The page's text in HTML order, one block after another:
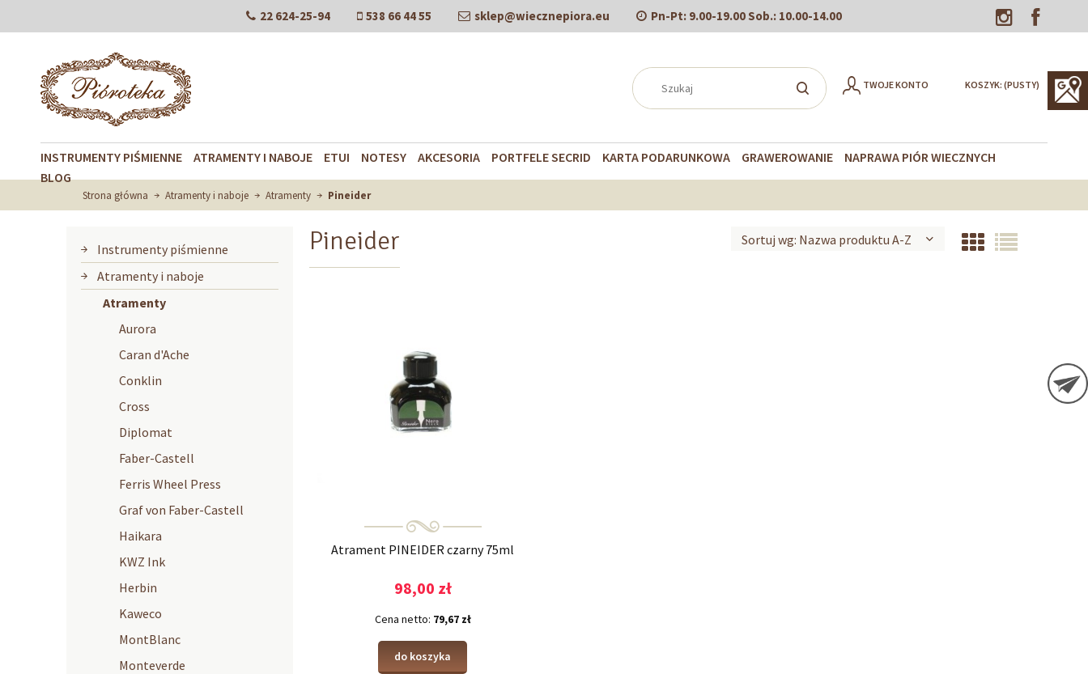
22 624-25-94 538 66 44 55 sklep@wiecznepiora.eu Pn-Pt: 9.00-19.00Sob.: 10.00-14.00
KOSZYK: (PUSTY)
TWOJE KONTO
INSTRUMENTY PIŚMIENNE ATRAMENTY I NABOJE ETUI NOTESY AKCESORIA PORTFELE SECRID KARTA PODARUNKOWA GRAWEROWANIE
NAPRAWA PIÓR WIECZNYCH
BLOG
Strona główna Atramenty i naboje Atramenty Pineider
Instrumenty piśmienne
Atramenty i naboje
Atramenty
Aurora
Caran d'Ache
Conklin
Cross
Diplomat
Faber-Castell
Ferris Wheel Press
Graf von Faber-Castell
Haikara
KWZ Ink
Herbin
Kaweco
MontBlanc
Monteverde
Pineider Sortuj wg: Nazwa produktu A-Z
Atrament PINEIDER czarny 75ml
98,00 zł
Cena netto: 79,67 zł
do koszyka